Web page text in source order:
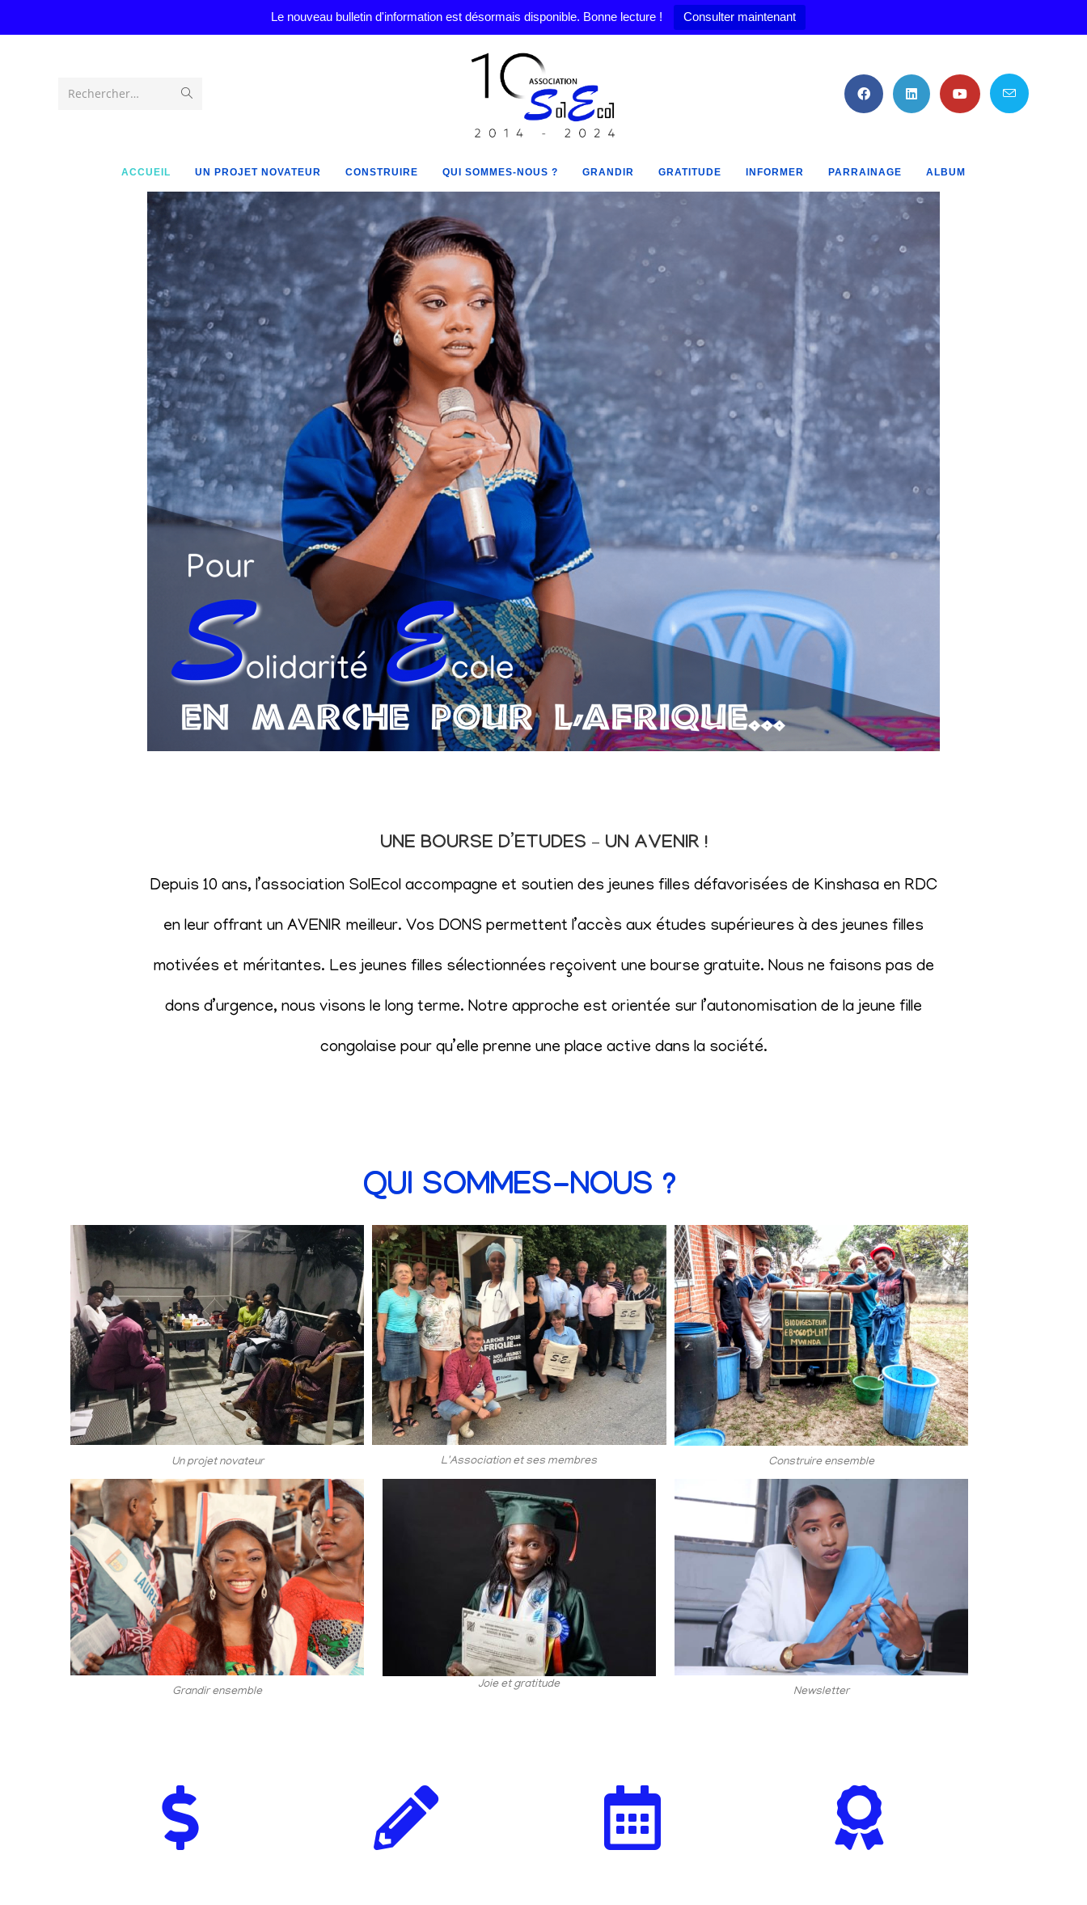
Le nouveau bulletin d'information est désormais disponible. Bonne lecture ! Consulter maintenant
Rechercher…
ACCUEIL UN PROJET NOVATEUR CONSTRUIRE QUI SOMMES-NOUS ? GRANDIR GRATITUDE INFORMER PARRAINAGE ALBUM
UNE BOURSE D’ETUDES – UN AVENIR !
Depuis 10 ans, l’association SolEcol accompagne et soutien des jeunes filles défavorisées de Kinshasa en RDC
en leur offrant un AVENIR meilleur. Vos DONS permettent l’accès aux études supérieures à des jeunes filles
motivées et méritantes. Les jeunes filles sélectionnées reçoivent une bourse gratuite. Nous ne faisons pas de
dons d’urgence, nous visons le long terme. Notre approche est orientée sur l’autonomisation de la jeune fille
congolaise pour qu’elle prenne une place active dans la société.
QUI SOMMES-NOUS ?
Un projet novateur L'Association et ses membres Construire ensemble
Grandir ensemble
Joie et gratitude
Newsletter